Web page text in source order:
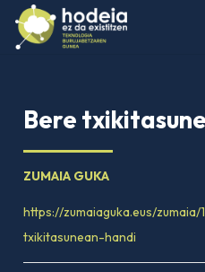
Bere
ZUMAIA GUKA
https://zumaiaguka.eus/
txikitasunean-handi